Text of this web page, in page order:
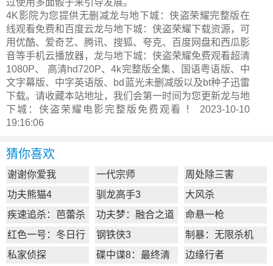
过使用多面骰子来引导发展。
4K影院为您提供无删减龙与地下城：侠盗荣耀完整版在
线观看免费和百度云龙与地下城：侠盗荣耀下载资源，可
用优酷、爱奇艺、腾讯、搜狐、夸克、百度网盘和西瓜影
音等手机云播放器，龙与地下城：侠盗荣耀免费观看超清
1080P、 高清hd720P、4k完整版全集、国语粤语版、中
文字幕版、中字英语版、bd蓝光未删减版以及bt种子迅雷
下载。请收藏本站地址，我们会第一时间为您更新龙与地
下城：侠盗荣耀电影完整版 免费观看 ！ 2023-10-10
19:16:06
猜你喜欢
谢谢你爱我 一代宗师
周处除三害
功夫熊猫4
驯龙高手3
大风杀
疾速追杀：芭蕾杀
姬
功夫梦：融合之道
命悬一枪
红色一号：冬日行
动
钢铁侠3
制暴：无限杀机
私家侦探
碟中谍8：最终清
边缘行者